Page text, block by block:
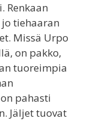
Renkaan
tiehaaran
Missä Urpo
on pakko,
tuoreimpia
pahasti
Jäljet tuovat